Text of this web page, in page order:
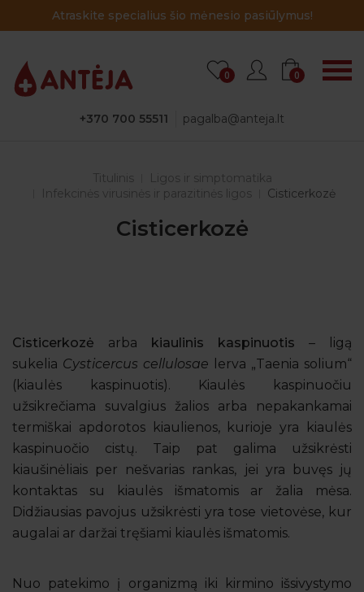
šio mėnesio pasiūlymus! Atraskite
+370 700 55511 pagalba@anteja.lt
0 0
Titulinis
Ligos ir simptomatika
Infekcinės virusinės ir parazitinės ligos
Cisticerkozė
Cisticerkozė
Cisticerkozė arba kiaulinis kaspinuotis – ligą
sukelia Cysticercus cellulosae lerva „Taenia solium“
(kiaulės kaspinuotis). Kiaulės kaspinuočiu
užsikrečiama suvalgius žalios arba nepakankamai
termiškai apdorotos kiaulienos, kurioje yra kiaulės
kaspinuočio cistų. Taip pat galima užsikrėsti
kiaušinėliais per nešvarias rankas, jei yra buvęs jų
kontaktas su kiaulės išmatomis ar žalia mėsa.
Didžiausias pavojus užsikrėsti yra tose vietovėse, kur
augalai ar daržai tręšiami kiaulės išmatomis.
Nuo patekimo į organizmą iki kirmino išsivystymo